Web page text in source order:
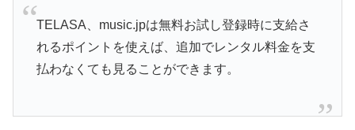
TELASA、music.jpは無料お試し登録時に支給さ
れるポイントを使えば、追加でレンタル料金を支
払わなくても見ることができます。